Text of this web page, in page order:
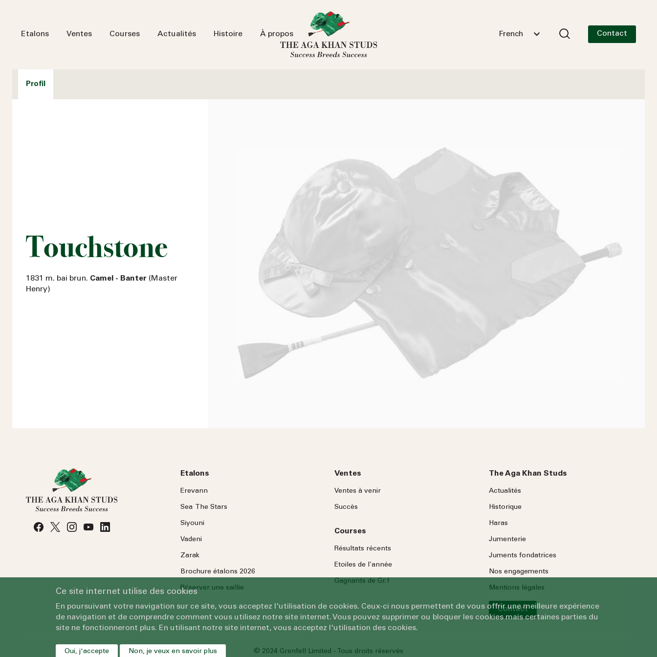
Etalons Ventes Courses Actualités Histoire À propos French Contact
Profil
Touchstone
1831 m. bai brun. Camel - Banter (Master
Henry)
Etalons
Erevann
Sea TheStars
Siyouni
Vadeni
Zarak
Brochure étalons 2026
Réserver une saillie
Ventes
Ventes à venir
Succès
Courses
Résultats récents
Etoiles de l’année
Gagnants de Gr.1
The Aga Khan Studs
Actualités
Historique
Haras
Jumenterie
Juments fondatrices
Nos engagements
Mentions légales
Contact
© 2024 Grenfell Limited - Tous droits réservés
Ce site internet utilise des cookies
En poursuivant votre navigation sur ce site, vous acceptez l'utilisation de cookies. Ceux-ci nous permettent de vous offrir une meilleure expérience
de navigation et de comprendre comment vous utilisez notre site internet. Vous pouvez supprimer ou bloquer les cookies mais certaines parties du
site ne fonctionneront plus. En utilisant notre site internet, vous acceptez l'utilisation des cookies.
Oui, j'accepte Non, je veux en savoir plus